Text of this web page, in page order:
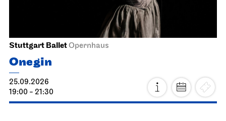
Stuttgart BalletOpernhaus
Onegin
25.09.2026
19:00 - 21:30